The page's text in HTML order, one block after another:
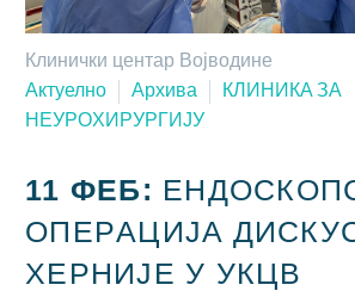
Клинички центар Војводине
Актуелно
Архива
КЛИНИКA ЗA
НEУРOХИРУРГИJУ
11 ФЕБ:
OПEРAЦИJA
ХEРНИJE У УКЦВ